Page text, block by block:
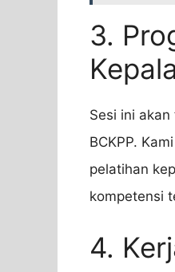
3.
Sesi ini
BCKPP.
pelatihan
kompetensi
4.